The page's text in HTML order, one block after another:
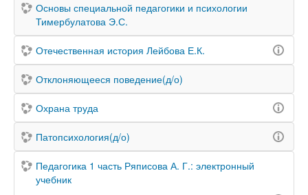
Основы специальной педагогики и психологии
Тимербулатова Э.С.
Отечественная история Лейбова Е.К.
Отклоняющееся поведение(д/о)
Охрана труда
Патопсихология(д/о)
Педагогика 1 часть Ряписова А. Г.: электронный
учебник